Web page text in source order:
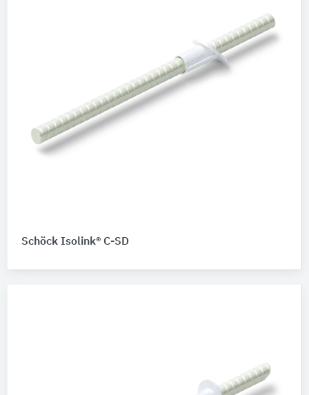
Schöck Isolink® C-SD